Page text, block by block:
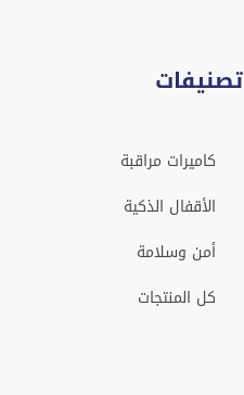
تصنيفات
كاميرات مراقبة
الأقفال الذكية
أمن وسلامة
كل المنتجات